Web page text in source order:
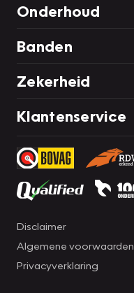
Onderhoud
Banden
Zekerheid
Klantenservice
Disclaimer
Algemene voorwaarden
Privacyverklaring